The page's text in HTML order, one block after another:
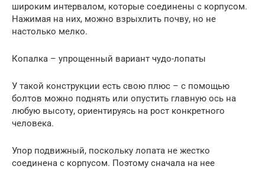
широким интервалом, которые соединены с корпусом.
Нажимая на них, можно взрыхлить почву, но не
настолько мелко.
Копалка – упрощенный вариант чудо-лопаты
У такой конструкции есть свою плюс – с помощью
болтов можно поднять или опустить главную ось на
любую высоту, ориентируясь на рост конкретного
человека.
Упор подвижный, поскольку лопата не жестко
соединена с корпусом. Поэтому сначала на нее